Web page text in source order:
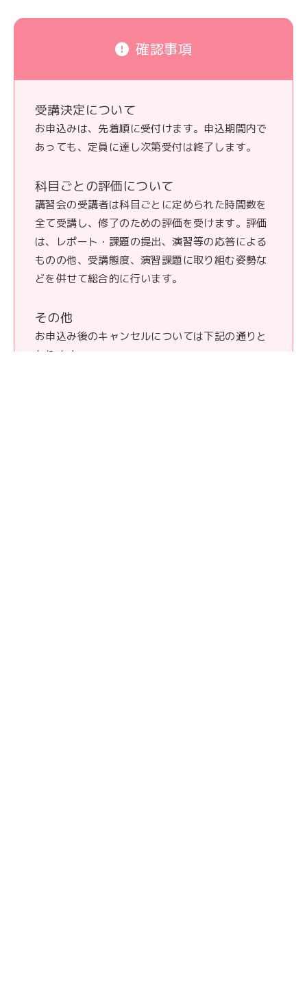
確認事項
受講決定について
お申込みは、先着順に受付けます。申込期間内で
あっても、定員に達し次第受付は終了します。
科目ごとの評価について
講習会の受講者は科目ごとに定められた時間数を
全て受講し、修了のための評価を受けます。評価
は、レポート・課題の提出、演習等の応答による
ものの他、受講態度、演習課題に取り組む姿勢な
どを併せて総合的に行います。
その他
お申込み後のキャンセルについては下記の通りと
なります。